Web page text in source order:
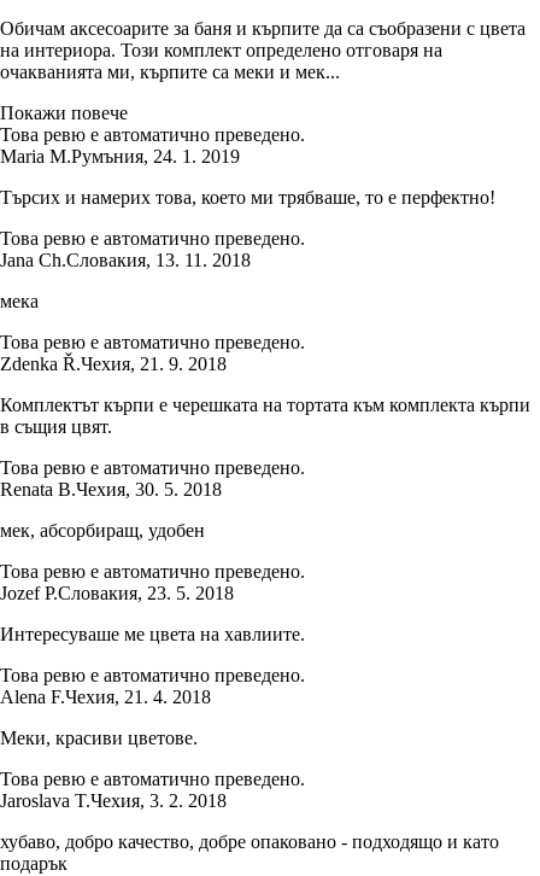
Обичам аксесоарите за баня и кърпите да са съобразени с цвета
на интериора. Този комплект определено отговаря на
очакванията ми, кърпите са меки и мек...
Покажи повече
Това ревю е автоматично преведено.
Maria M.Румъния, 24. 1. 2019
Търсих и намерих това, което ми трябваше, то е перфектно!
Това ревю е автоматично преведено.
Jana Ch.Словакия, 13. 11. 2018
мека
Това ревю е автоматично преведено.
Zdenka Ř.Чехия, 21. 9. 2018
Комплектът кърпи е черешката на тортата към комплекта кърпи
в същия цвят.
Това ревю е автоматично преведено.
Renata B.Чехия, 30. 5. 2018
мек, абсорбиращ, удобен
Това ревю е автоматично преведено.
Jozef P.Словакия, 23. 5. 2018
Интересуваше ме цвета на хавлиите.
Това ревю е автоматично преведено.
Alena F.Чехия, 21. 4. 2018
Меки, красиви цветове.
Това ревю е автоматично преведено.
Jaroslava T.Чехия, 3. 2. 2018
хубаво, добро качество, добре опаковано - подходящо и като
подарък